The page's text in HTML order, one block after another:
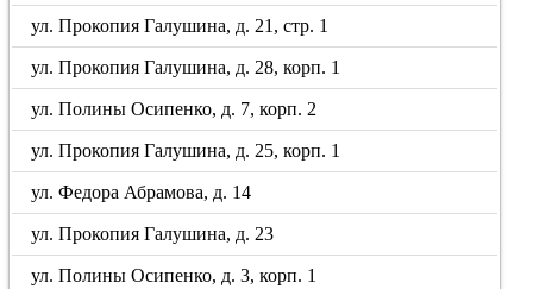
ул. Прокопия Галушина, д. 21, стр. 1
ул. Прокопия Галушина, д. 28, корп. 1
ул. Полины Осипенко, д. 7, корп. 2
ул. Прокопия Галушина, д. 25, корп. 1
ул. Федора Абрамова, д. 14
ул. Прокопия Галушина, д. 23
ул. Полины Осипенко, д. 3, корп. 1